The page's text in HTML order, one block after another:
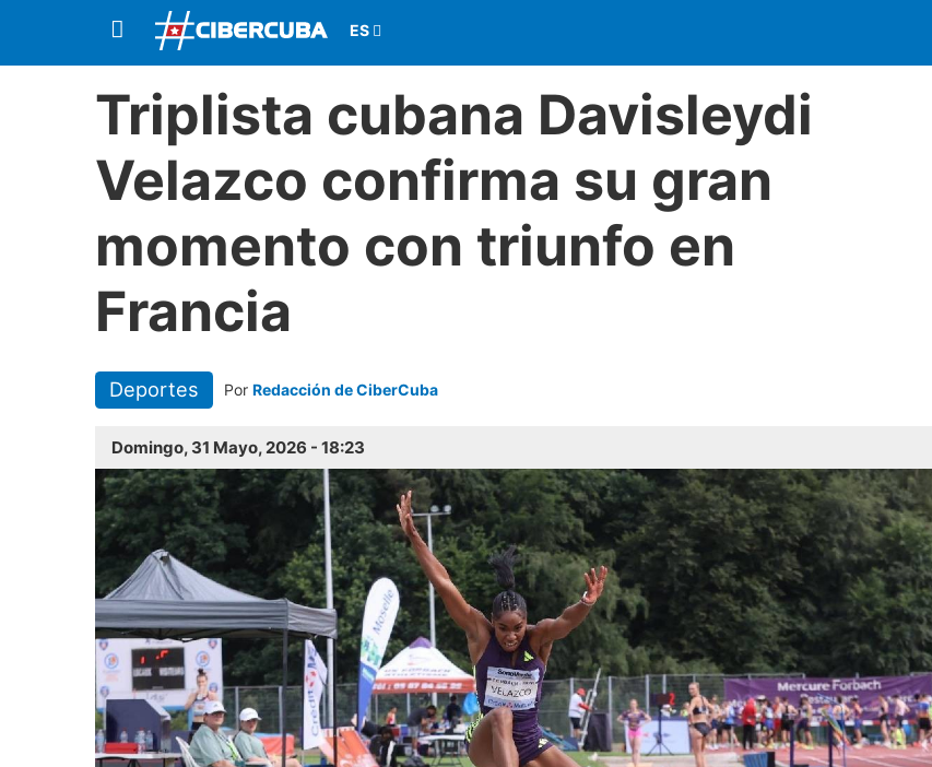
Triplista cubana Davisleydi
Velazco confirma su gran
momento con triunfo en
Francia
Deportes Por Redacción de CiberCuba
Domingo, 31 Mayo, 2026 - 18:23